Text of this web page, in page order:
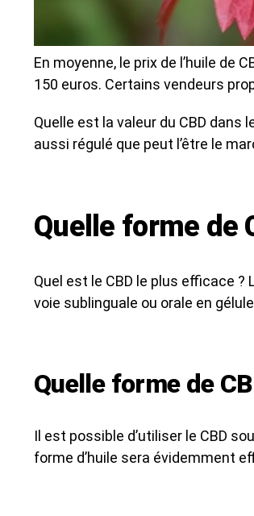
En moyenne, le prix de l’huile de
150 euros. Certains vendeurs
Quelle est la valeur du CBD dans
aussi régulé que peut l’être le
Quelle forme de
Quel est le CBD le plus efficace
voie sublinguale ou orale en
Quelle forme de
Il est possible d’utiliser le CBD
forme d’huile sera évidemment